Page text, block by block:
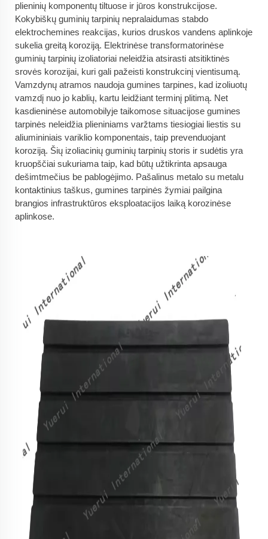
plieninių komponentų tiltuose ir jūros konstrukcijose.
Kokybiškų guminių tarpinių nepralaidumas stabdo
elektrochemines reakcijas, kurios druskos vandens aplinkoje
sukelia greitą koroziją. Elektrinėse transformatorinėse
guminių tarpinių izoliatoriai neleidžia atsirasti atsitiktinės
srovės korozijai, kuri gali pažeisti konstrukcinį vientisumą.
Vamzdynų atramos naudoja gumines tarpines, kad izoliuotų
vamzdį nuo jo kablių, kartu leidžiant terminį plitimą. Net
kasdieninėse automobilyje taikomose situacijose gumines
tarpinės neleidžia plieniniams varžtams tiesiogiai liestis su
aliumininiais variklio komponentais, taip prevenduojant
koroziją. Šių izoliacinių guminių tarpinių storis ir sudėtis yra
kruopščiai sukuriama taip, kad būtų užtikrinta apsauga
dešimtmečius be pablogėjimo. Pašalinus metalo su metalu
kontaktinius taškus, gumines tarpinės žymiai pailgina
brangios infrastruktūros eksploatacijos laiką korozinėse
aplinkose.